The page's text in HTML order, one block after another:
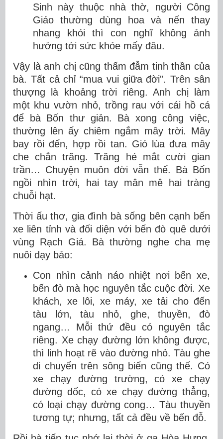
Sinh này thuộc nhà thờ, người Công
Giáo thường dùng hoa và nến thay
nhang khói thì con nghĩ không ảnh
hưởng tới sức khỏe mấy đâu.
Vậy là anh chị cũng thấm đẫm tinh thần của
bà. Tất cả chỉ “mua vui giữa đời”. Trên sân
thượng là khoảng trời riêng. Anh chị làm
một khu vườn nhỏ, trồng rau với cái hồ cá
để bà Bốn thư giản. Bà xong công việc,
thường lên ấy chiêm ngắm mây trời. Mây
bay rồi đến, hợp rồi tan. Gió lùa đưa mây
che chắn trăng. Trăng hé mắt cười gian
trần… Chuyện muôn đời vẫn thế. Bà Bốn
ngồi nhìn trời, hai tay mân mê hai tràng
chuỗi hạt.
Thời ấu thơ, gia đình bà sống bên cạnh bến
xe liên tỉnh và đối diện với bến đò quê dưới
vùng Rạch Giá. Bà thường nghe cha mẹ
nuôi dạy bảo:
Con nhìn cảnh náo nhiệt nơi bến xe,
bến đò mà học nguyên tắc cuộc đời. Xe
khách, xe lôi, xe máy, xe tải cho đến
tàu lớn, tàu nhỏ, ghe, thuyền, đò
ngang… Mỗi thứ đều có nguyên tắc
riêng. Xe chạy đường lớn không được,
thì linh hoạt rẽ vào đường nhỏ. Tàu ghe
di chuyển trên sông biển cũng thế. Có
xe chạy đường trường, có xe chạy
đường dốc, có xe chạy đường thẳng,
có loại chạy đường cong… Tàu thuyền
tương tự; nhưng, tất cả đều về bến đỗ.